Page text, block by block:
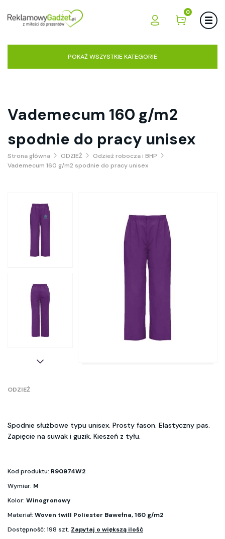
0
POKAŻ WSZYSTKIE KATEGORIE
Vademecum 160 g/m2
spodnie do pracy unisex
Strona główna ODZIEŻ
Odzież robocza i BHP
Vademecum 160 g/m2 spodnie do pracy unisex
ODZIEŻ
Spodnie służbowe typu unisex. Prosty fason. Elastyczny pas.
Zapięcie na suwak i guzik. Kieszeń z tyłu.
Kod produktu: R90974W2
Wymiar: M
Kolor: Winogronowy
Materiał: Woven twill Poliester Bawełna, 160 g/m2
Dostępność: 198 szt. Zapytaj o większą ilość